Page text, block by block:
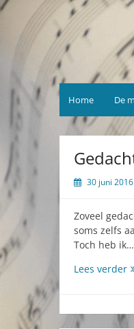
Ga
Home De
30 juni 2016
Zoveel
soms zelfs
Toch heb ik…
Lees verder